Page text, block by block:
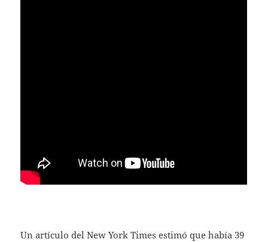
Un artículo del New York Times estimó que había 39